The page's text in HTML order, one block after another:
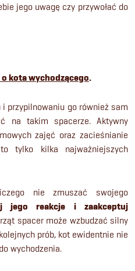
jego uwagę czy przywołać do
kota wychodzącego.
przypilnowaniu go również sam
na takim spacerze. Aktywny
zajęć oraz zacieśnianie
tylko kilka najważniejszych
nie zmuszać swojego
jego reakcje i zaakceptuj
spacer może wzbudzać silny
prób, kot ewidentnie nie
wychodzenia.